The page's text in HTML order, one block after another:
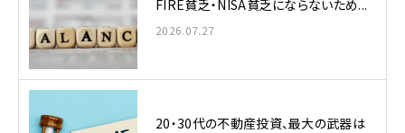
FIRE貧乏・NISA貧乏にならないため...
2026.07.27
20・30代の不動産投資、最大の武器は